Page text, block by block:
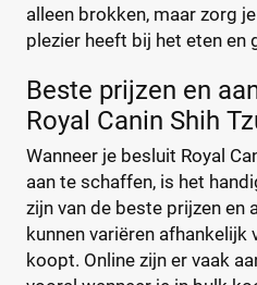
Adult
Junior
Senior
Formaat hond
Grote hond
Hele grote hond
Kleine hond
alleen brokken, maar zorg
plezier heeft bij het eten en
Beste prijzen en
Royal Canin Shih
Wanneer je besluit Royal
aan te schaffen, is het
zijn van de beste prijzen en
kunnen variëren afhankelijk
koopt. Online zijn er vaak